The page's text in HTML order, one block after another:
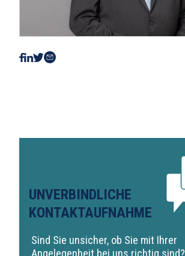
UNVERBINDLICHE
KONTAKTAUFNAHME
Sind Sie unsicher, ob Sie mit Ihrer